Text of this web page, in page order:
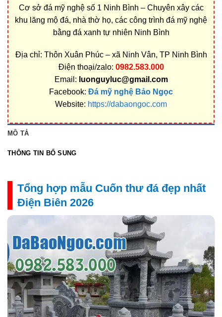
Cơ sở đá mỹ nghệ số 1 Ninh Bình – Chuyên xây các
khu lăng mộ đá, nhà thờ họ, các công trình đá mỹ nghệ
bằng đá xanh tự nhiên Ninh Bình
Địa chỉ: Thôn Xuân Phúc – xã Ninh Vân, TP Ninh Bình
Điện thoại/zalo: 0982.583.000
Email: luonguyluc@gmail.com
Facebook: Đá mỹ nghệ Bảo Ngọc
Website: https://dabaongoc.com
MÔ TẢ
THÔNG TIN BỔ SUNG
Tổng hợp mẫu Cuốn thư đá đẹp nhất
Điện Biên 2026